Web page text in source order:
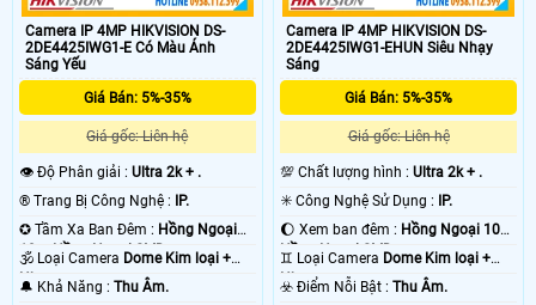
Camera IP 4MP HIKVISION DS-
2DE4425IWG1-E Có Màu Ánh
Sáng Yếu
Giá Bán: 5%-35%
Giá gốc: Liên hệ
👁 Độ Phân giải : Ultra 2k + .
®️ Trang Bị Công Nghệ :
IP.
✪ Tầm Xa Ban Đêm : Hồng Ngoại
10m Hồng Ngoại SMD.
🕉️ Loại Camera Dome Kim loại +
Nhựa.
️🔔 Khả Năng : Thu Âm.
Camera IP 4MP HIKVISION DS-
2DE4425IWG1-EHUN Siêu Nhạy
Sáng
Giá Bán: 5%-35%
Giá gốc: Liên hệ
💯 Chất lượng hình :Ultra 2k + .
✳️ Công Nghệ Sử Dụng :
IP.
🌔 Xem ban đêm : Hồng Ngoại 10m
Hồng Ngoại SMD.
♊ Loại Camera Dome Kim loại +
Nhựa.
️☣️ Điểm Nỗi Bật :Thu Âm.